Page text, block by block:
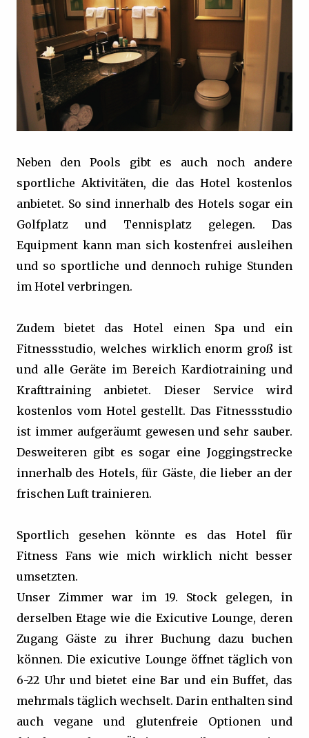
Neben den Pools gibt es auch noch andere
sportliche Aktivitäten, die das Hotel kostenlos
anbietet. So sind innerhalb des Hotels sogar ein
Golfplatz und Tennisplatz gelegen. Das
Equipment kann man sich kostenfrei ausleihen
und so sportliche und dennoch ruhige Stunden
im Hotel verbringen.
Zudem bietet das Hotel einen Spa und ein
Fitnessstudio, welches wirklich enorm groß ist
und alle Geräte im Bereich Kardiotraining und
Krafttraining anbietet. Dieser Service wird
kostenlos vom Hotel gestellt. Das Fitnessstudio
ist immer aufgeräumt gewesen und sehr sauber.
Desweiteren gibt es sogar eine Joggingstrecke
innerhalb des Hotels, für Gäste, die lieber an der
frischen Luft trainieren.
Sportlich gesehen könnte es das Hotel für
Fitness Fans wie mich wirklich nicht besser
umsetzten.
Unser Zimmer war im 19. Stock gelegen, in
derselben Etage wie die Exicutive Lounge, deren
Zugang Gäste zu ihrer Buchung dazu buchen
können. Die exicutive Lounge öffnet täglich von
6-22 Uhr und bietet eine Bar und ein Buffet, das
mehrmals täglich wechselt. Darin enthalten sind
auch vegane und glutenfreie Optionen und